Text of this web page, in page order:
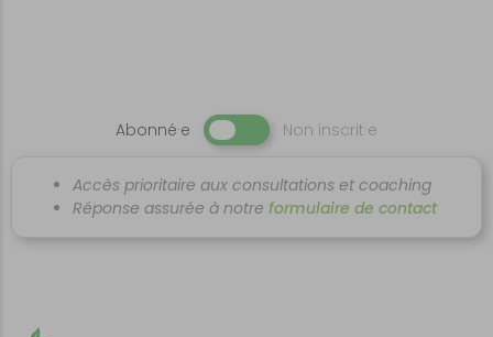
Abonné·e Non inscrit·e
Accès prioritaire aux consultations et coaching
Réponse assurée à notre formulaire de contact
www.alimax.ch